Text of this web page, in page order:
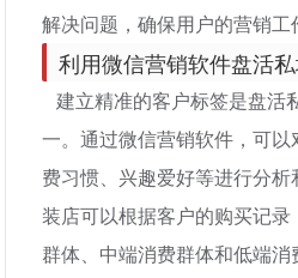
解决问题，确保用户的营销工
利用微信营销软件盘活
建立精准的客户标签是盘活
一。通过微信营销软件，可
费习惯、兴趣爱好等进行分
装店可以根据客户的购买记
群体、中端消费群体和低端